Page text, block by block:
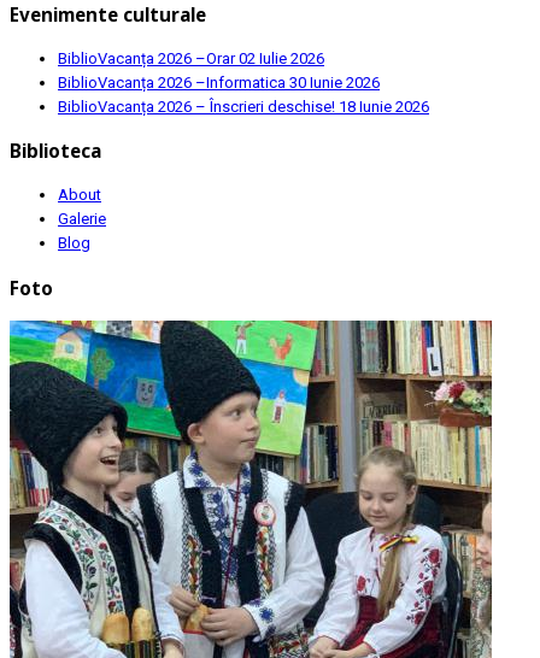
Evenimente culturale
BiblioVacanța 2026 –Orar02 Iulie 2026
BiblioVacanța 2026 –Informatica 30 Iunie 2026
BiblioVacanța 2026 – Înscrieri deschise! 18 Iunie 2026
Biblioteca
About
Galerie
Blog
Foto